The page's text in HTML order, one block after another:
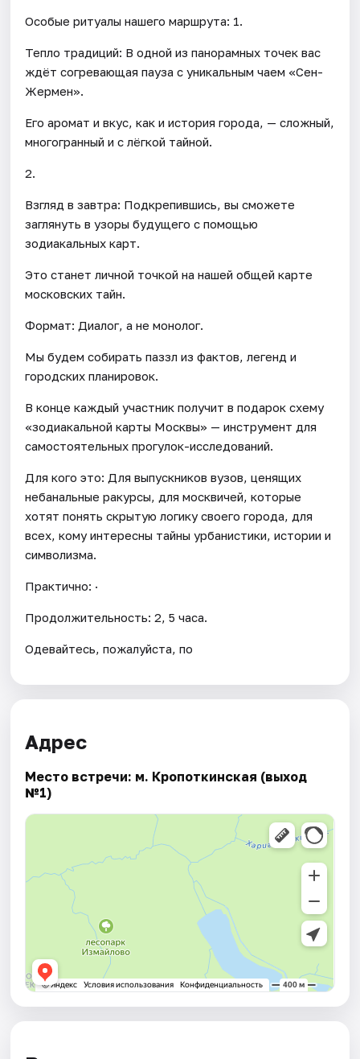
Особые ритуалы нашего маршрута: 1.
Тепло традиций: В одной из панорамных точек вас
ждёт согревающая пауза с уникальным чаем «Сен-
Жермен».
Его аромат и вкус, как и история города, — сложный,
многогранный и с лёгкой тайной.
2.
Взгляд в завтра: Подкрепившись, вы сможете
заглянуть в узоры будущего с помощью
зодиакальных карт.
Это станет личной точкой на нашей общей карте
московских тайн.
Формат: Диалог, а не монолог.
Мы будем собирать паззл из фактов, легенд и
городских планировок.
В конце каждый участник получит в подарок схему
«зодиакальной карты Москвы» — инструмент для
самостоятельных прогулок-исследований.
Для кого это: Для выпускников вузов, ценящих
небанальные ракурсы, для москвичей, которые
хотят понять скрытую логику своего города, для
всех, кому интересны тайны урбанистики, истории и
символизма.
Практично: ·
Продолжительность: 2, 5 часа.
Одевайтесь, пожалуйста, по
Адрес
Место встречи: м. Кропоткинская (выход
№1)